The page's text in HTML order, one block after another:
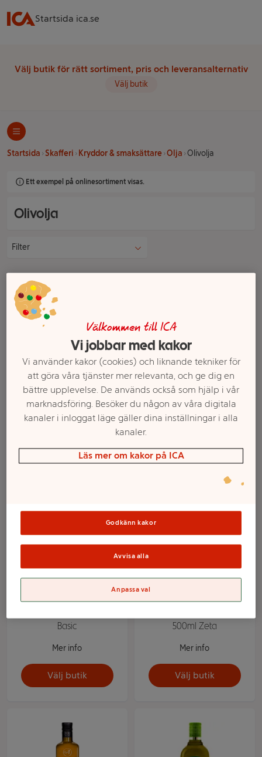
Startsida ica.se
Välj butik för rätt sortiment, pris och leveransalternativ
Välj butik
Startsida Skafferi Kryddor & smaksättare Olja Olivolja
Ett exempel på onlinesortiment visas.
Olivolja
Filter
Olivolja Fruktig 500ml
Zeta
Välj butik
Olivolja 2l ICA Basic
Välj butik
Basic
Mer info
Välj butik
500ml Zeta
Mer info
Välj butik
Välkommen till ICA
Vi jobbar med kakor
Vi använder kakor (cookies) och liknande tekniker för
att göra våra tjänster mer relevanta, och ge dig en
bättre upplevelse. De används också som hjälp i vår
marknadsföring. Besöker du någon av våra digitala
kanaler i inloggat läge gäller dina inställningar i alla
kanaler.
Läs mer om kakor på ICA
Godkänn kakor
Avvisa alla
Anpassa val